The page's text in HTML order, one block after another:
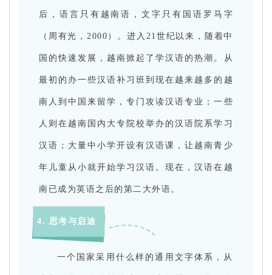
后，语言只有越南语，文字只有国语罗马字
（周有光，2000）。进入21世纪以来，随着中
国的快速发展，越南掀起了学汉语的热潮。从
最初的办一些汉语补习班到现在越来越多的越
南人到中国来留学，专门攻读汉语专业；一些
人则在越南国内大专院校举办的汉语院系学习
汉语；大量中小学开设有汉语课，让越南青少
年儿童从小就开始学习汉语。现在，汉语在越
南已成为英语之后的第二大外语。
4. 思考与启迪
一个国家采用什么样的通用文字体系，从